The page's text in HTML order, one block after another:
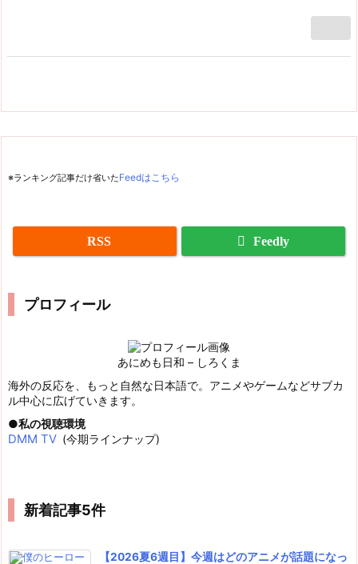
※ランキング記事だけ省いたFeedはこちら
RSS Feedly
プロフィール
あにめも日和 – しろくま
海外の反応を、もっと自然な日本語で。アニメやゲームなどサブカ
ル中心に広げていきます。
私の視聴環境
DMM TV (今期ラインナップ)
新着記事5件
【2026夏6週目】今週はどのアニメが話題になっ